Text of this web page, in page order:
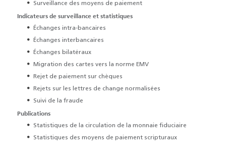
Surveillance des moyens de paiement
Indicateurs de surveillance et statistiques
Échanges intra-bancaires
Échanges interbancaires
Échanges bilatéraux
Migration des cartes vers la norme EMV
Rejet de paiement sur chèques
Rejets sur les lettres de change normalisées
Suivi de la fraude
Publications
Statistiques de la circulation de la monnaie fiduciaire
Statistiques des moyens de paiement scripturaux